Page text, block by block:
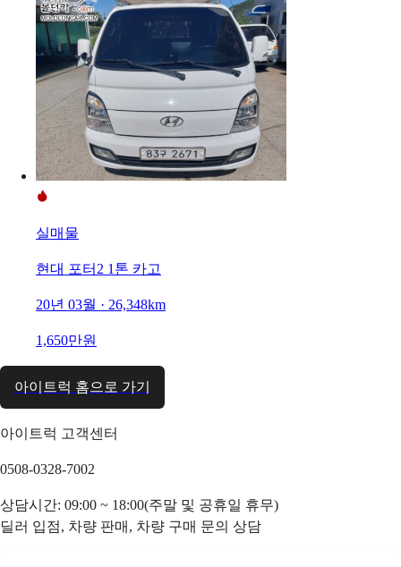
실매물
현대 포터2 1톤 카고
20년 03월 · 26,348km
1,650만원
아이트럭 홈으로 가기
아이트럭 고객센터
0508-0328-7002
상담시간: 09:00 ~ 18:00(주말 및 공휴일 휴무)
딜러 입점, 차량 판매, 차량 구매 문의 상담